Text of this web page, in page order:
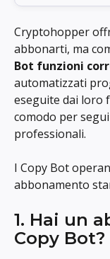
Cryptohopper
abbonarti, ma
Bot funzioni
automatizzati
eseguite dai loro
comodo per
professionali.
I Copy Bot
abbonamento
1. Hai un
Copy Bot?